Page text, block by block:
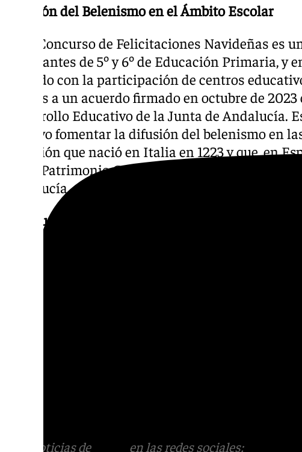
Difusión del Belenismo en el Ámbito Escolar
El IV Concurso de Felicitaciones Navideñas es
estudiantes de 5º y 6º de Educación Primaria, y
contado con la participación de centros
gracias a un acuerdo firmado en octubre de
Desarrollo Educativo de la Junta de Andalucía.
objetivo fomentar la difusión del belenismo en
tradición que nació en Italia en 1223 y que, en
como Patrimonio Cultural Inmaterial y Bien de
Andalucía.
Un Museo Único en el Mundo
expuestos, el museo cuenta con más de 2.000
siete salas, el recibidor y el distribuidor central.
noviembre de 2017, más de 230.000 personas
único en el mundo, que, además de su
muestras temporales, como la reciente de los
de Cristo y una exposición sobre maquinaria
Más noticias de en las redes sociales: